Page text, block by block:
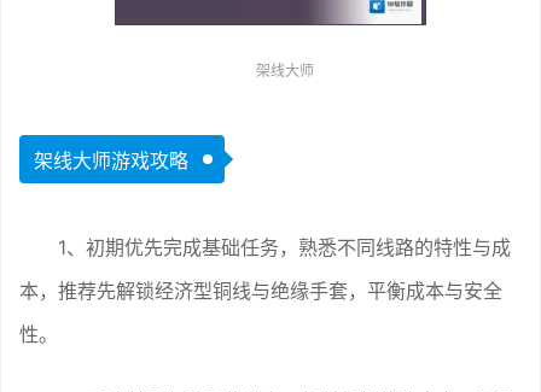
架线大师
架线大师游戏攻略
1、初期优先完成基础任务，熟悉不同线路的特性与成
本，推荐先解锁经济型铜线与绝缘手套，平衡成本与安全
性。